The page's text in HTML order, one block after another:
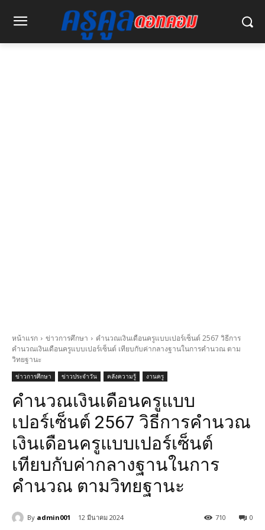
หน้าแรก ข่าวการศึกษา
คำนวณเงินเดือนครูแบบเปอร์เซ็นต์ 2567 วิธีการ
คำนวณเงินเดือนครูแบบเปอร์เซ็นต์ เทียบกับค่ากลางฐานในการคำนวณ ตาม
วิทยฐานะ
ข่าวการศึกษา ข่าวประจำวัน คลังความรู้ งานครู
คำนวณเงินเดือนครูแบบ
เปอร์เซ็นต์ 2567 วิธีการคำนวณ
เงินเดือนครูแบบเปอร์เซ็นต์
เทียบกับค่ากลางฐานในการ
คำนวณ ตามวิทยฐานะ
By admin001 12 มีนาคม 2024 0
710